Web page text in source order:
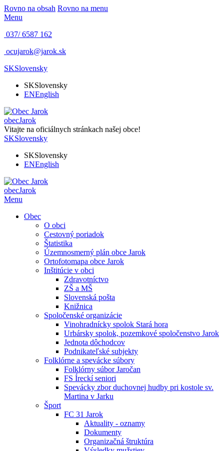
Rovno na obsah Rovno na menu
Menu
037/ 6587 162
ocujarok@jarok.sk
SKSlovensky
SKSlovensky
ENEnglish
obecJarok
Vitajte na oficiálnych stránkach našej obce!
SKSlovensky
SKSlovensky
ENEnglish
obecJarok
Menu
Obec
O obci
Cestovný poriadok
Štatistika
Územnosmerný plán obce Jarok
Ortofotomapa obce Jarok
Inštitúcie v obci
Zdravotníctvo
ZŠ a MŠ
Slovenská pošta
Knižnica
Spoločenské organizácie
Vinohradnícky spolok Stará hora
Urbársky spolok, pozemkové spoločenstvo Jarok
Jednota dôchodcov
Podnikateľské subjekty
Folklórne a spevácke súbory
Folklórny súbor Jaročan
FS Íreckí seniori
Spevácky zbor duchovnej hudby pri kostole sv.
Martina v Jarku
Šport
FC 31 Jarok
Aktuality - oznamy
Dokumenty
Organizačná štruktúra